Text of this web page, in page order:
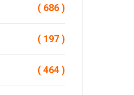
( 686 )
( 197 )
( 464 )